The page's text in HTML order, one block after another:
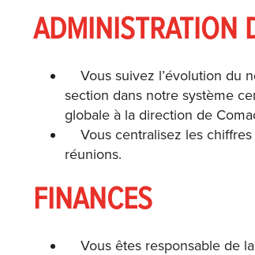
ADMINISTRATION
Vous suivez l’évolution du
section dans notre système
globale à la direction de
Vous centralisez les
réunions.
FINANCES
Vous êtes responsable de